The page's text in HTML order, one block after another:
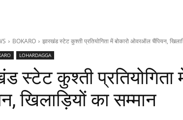
BOKARO झारखंड स्टेट कुश्ती प्रतियोगिता में बोकारो ओवरऑल चैंपियन,
LOHARDAGGA
स्टेट कुश्ती
खिलाड़ियों का सम्मान